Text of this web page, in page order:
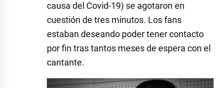
causa del Covid-19) se agotaron en
cuestión de tres minutos. Los fans
estaban deseando poder tener contacto
por fin tras tantos meses de espera con el
cantante.